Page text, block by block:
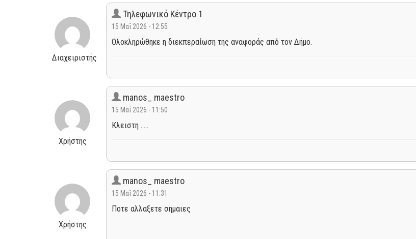
Διαχειριστής
Τηλεφωνικό Κέντρο 1
15 Μαΐ 2026 - 12:55
Ολοκληρώθηκε η διεκπεραίωση της αναφοράς από τον Δήμο.
Χρήστης
manos_ maestro
15 Μαΐ 2026 - 11:50
Κλειστη .....
Χρήστης
manos_ maestro
15 Μαΐ 2026 - 11:31
Ποτε αλλαξετε σημαιες